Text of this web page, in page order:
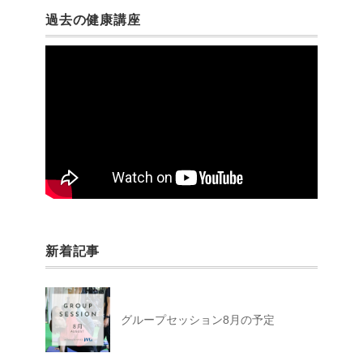
過去の健康講座
新着記事
グループセッション8月の予定